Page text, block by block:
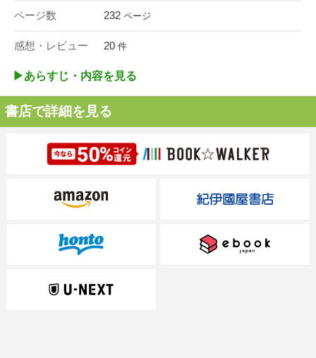
ページ数 232 ページ
感想・レビュー 20 件
▶︎あらすじ・内容を見る
書店で詳細を見る